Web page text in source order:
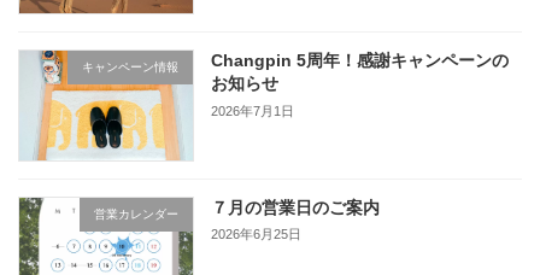
キャンペーン情報
Changpin 5周年！感謝キャンペーンの
お知らせ
2026年7月1日
営業カレンダー ７月の営業日のご案内
2026年6月25日